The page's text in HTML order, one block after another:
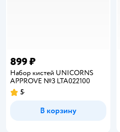
899 ₽
Набор кистей UNICORNS
APPROVE №3 LTA022100
Рейтинг:
5
В корзину